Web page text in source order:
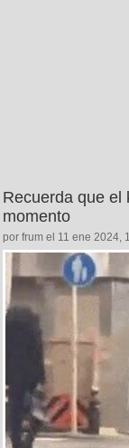
Recuerda que el
momento
por frum el 11 ene 2024,